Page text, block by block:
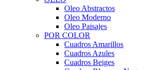
Oleo Abstractos
Oleo Moderno
Oleo Paisajes
POR COLOR
Cuadros Amarillos
Cuadros Azules
Cuadros Beiges